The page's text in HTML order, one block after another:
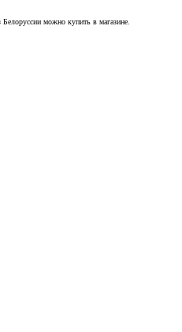
Белоруссии можно купить в магазине.